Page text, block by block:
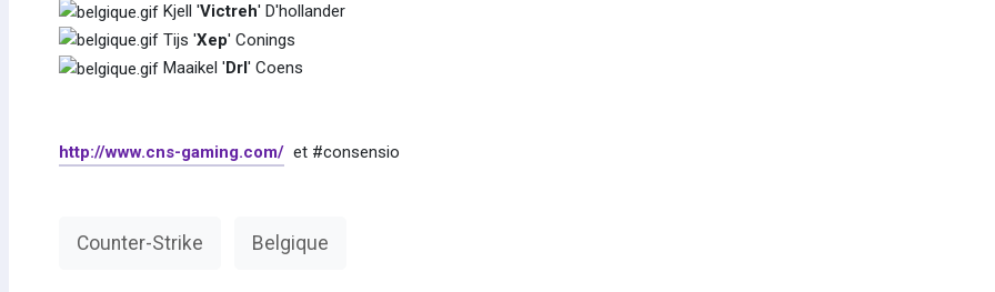
Kjell 'Victreh' D'hollander
Tijs 'Xep' Conings
Maaikel 'Drl' Coens
http://www.cns-gaming.com/et #consensio
Counter-Strike Belgique